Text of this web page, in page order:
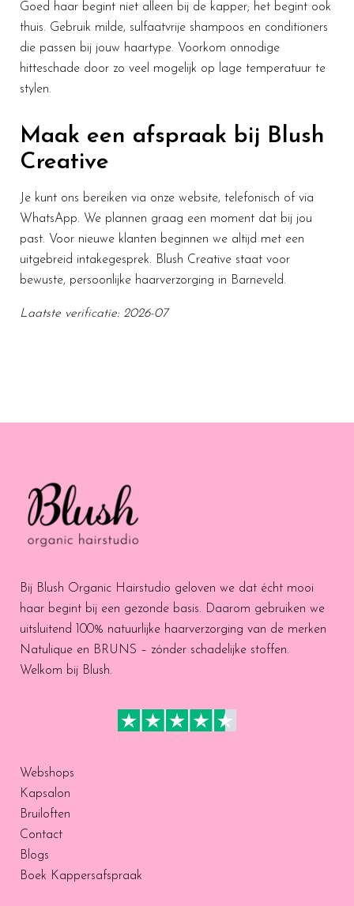
Goed haar begint niet alleen bij de kapper; het begint ook
thuis. Gebruik milde, sulfaatvrije shampoos en conditioners
die passen bij jouw haartype. Voorkom onnodige
hitteschade door zo veel mogelijk op lage temperatuur te
stylen.
Maak een afspraak bij Blush
Creative
Je kunt ons bereiken via onze website, telefonisch of via
WhatsApp. We plannen graag een moment dat bij jou
past. Voor nieuwe klanten beginnen we altijd met een
uitgebreid intakegesprek. Blush Creative staat voor
bewuste, persoonlijke haarverzorging in Barneveld.
Laatste verificatie: 2026-07
Bij Blush Organic Hairstudio geloven we dat écht mooi
haar begint bij een gezonde basis. Daarom gebruiken we
uitsluitend 100% natuurlijke haarverzorging van de merken
Natulique en BRUNS – zónder schadelijke stoffen.
Welkom bij Blush.
Webshops
Kapsalon
Bruiloften
Contact
Blogs
Boek Kappersafspraak